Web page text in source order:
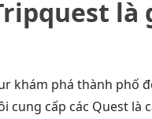
là
khám phá thành phố
cung cấp các Quest là